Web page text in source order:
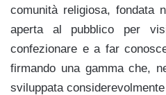
comunità religiosa, fondata
aperta al pubblico per
confezionare e a far
firmando una gamma che,
sviluppata